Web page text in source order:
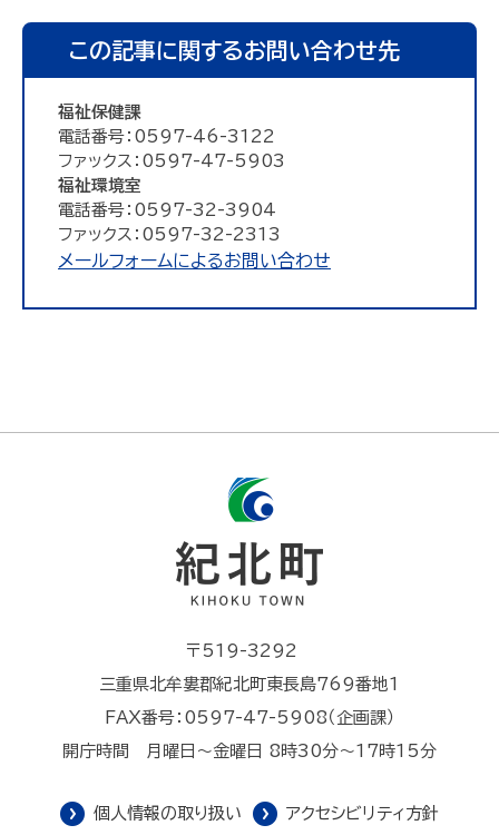
この記事に関するお問い合わせ先
福祉保健課
電話番号：0597-46-3122
ファックス：0597-47-5903
福祉環境室
電話番号：0597-32-3904
ファックス：0597-32-2313
メールフォームによるお問い合わせ
〒519-3292
三重県北牟婁郡紀北町東長島769番地1
FAX番号：0597-47-5908（企画課）
開庁時間 月曜日～金曜日 8時30分～17時15分
個人情報の取り扱い アクセシビリティ方針